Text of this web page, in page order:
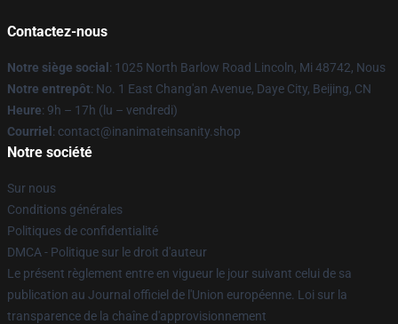
Contactez-nous
Notre siège social : 1025 North Barlow Road Lincoln, Mi 48742, Nous
Notre entrepôt: No. 1 East Chang'an Avenue, Daye City, Beijing, CN
Heure: 9h – 17h (lu – vendredi)
Courriel : contact@inanimateinsanity.shop
Notre société
Sur nous
Conditions générales
Politiques de confidentialité
DMCA - Politique sur le droit d'auteur
Le présent règlement entre en vigueur le jour suivant celui de sa
publication au Journal officiel de l'Union européenne. Loi sur la
transparence de la chaîne d'approvisionnement